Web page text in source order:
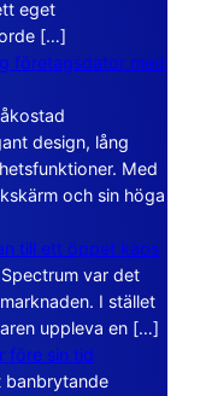
eget
[…]
företagsdator med
design, lång
Med
och sin höga
till ett öppet kaos
var det
I stället
uppleva en […]
före sin tid
banbrytande